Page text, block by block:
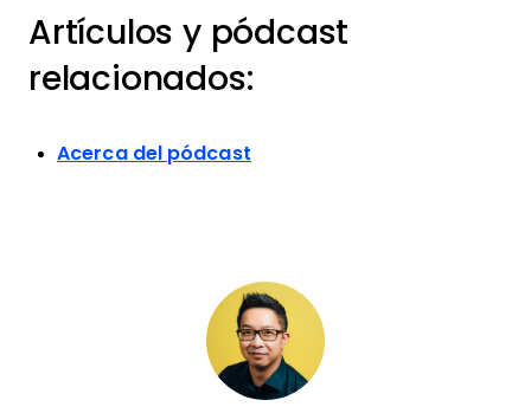
Artículos y pódcast
relacionados:
Acerca del pódcast